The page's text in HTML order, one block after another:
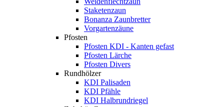
Staketenzaun
Bonanza Zaunbretter
Vorgartenzäune
Pfosten
Pfosten KDI - Kanten gefast
Pfosten Lärche
Pfosten Divers
Rundhölzer
KDI Palisaden
KDI Pfähle
KDI Halbrundriegel